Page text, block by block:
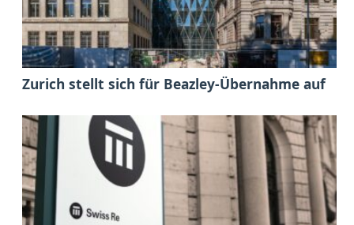
Zurich stellt sich für Beazley-Übernahme auf